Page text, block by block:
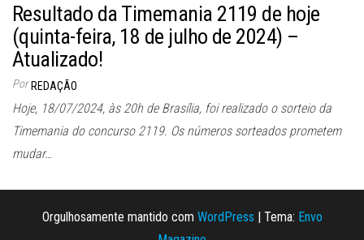
Resultado da Timemania 2119 de hoje
(quinta-feira, 18 de julho de 2024) –
Atualizado!
Por REDAÇÃO
Hoje, 18/07/2024, às 20h de Brasília, foi realizado o sorteio da
Timemania do concurso 2119. Os números sorteados prometem
mudar…
Orgulhosamente mantido com WordPress | Tema: Envo